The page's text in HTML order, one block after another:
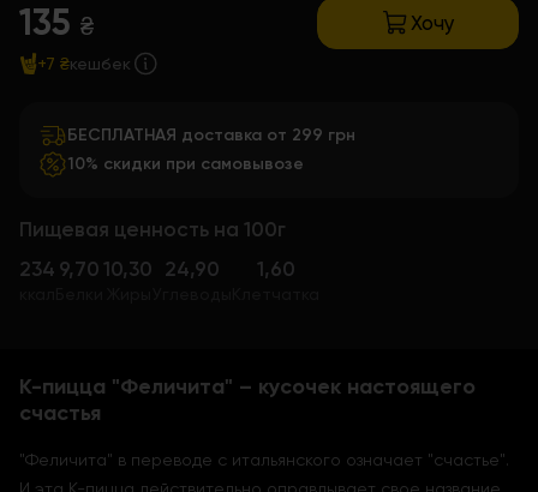
135 ₴ Хочу
+7 ₴кешбек
БЕСПЛАТНАЯ доставка от 299 грн
10% скидки при самовывозе
Пищевая ценность на 100г
234 9,70 10,30 24,90 1,60
К-пицца "Феличита" – кусочек настоящего
счастья
"Феличита" в переводе с итальянского означает "счастье".